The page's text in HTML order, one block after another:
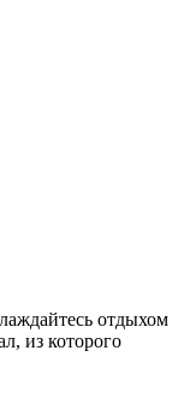
отдыхом
из которого